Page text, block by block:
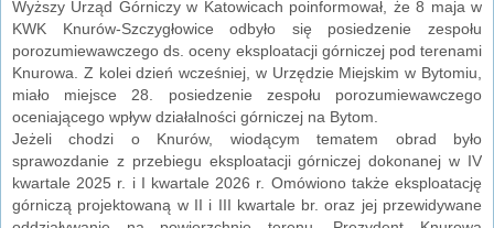
Wyższy Urząd Górniczy w Katowicach poinformował, że 8 maja w
KWK Knurów-Szczygłowice odbyło się posiedzenie zespołu
porozumiewawczego ds. oceny eksploatacji górniczej pod terenami
Knurowa. Z kolei dzień wcześniej, w Urzędzie Miejskim w Bytomiu,
miało miejsce 28. posiedzenie zespołu porozumiewawczego
oceniającego wpływ działalności górniczej na Bytom.
Jeżeli chodzi o Knurów, wiodącym tematem obrad było
sprawozdanie z przebiegu eksploatacji górniczej dokonanej w IV
kwartale 2025 r. i I kwartale 2026 r. Omówiono także eksploatację
górniczą projektowaną w II i III kwartale br. oraz jej przewidywane